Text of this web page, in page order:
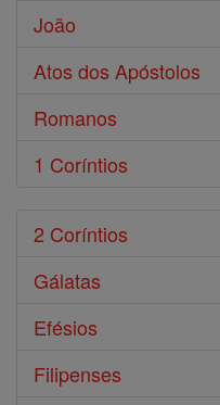
João
Atos dos Apóstolos
Romanos
1 Coríntios
2 Coríntios
Gálatas
Efésios
Filipenses